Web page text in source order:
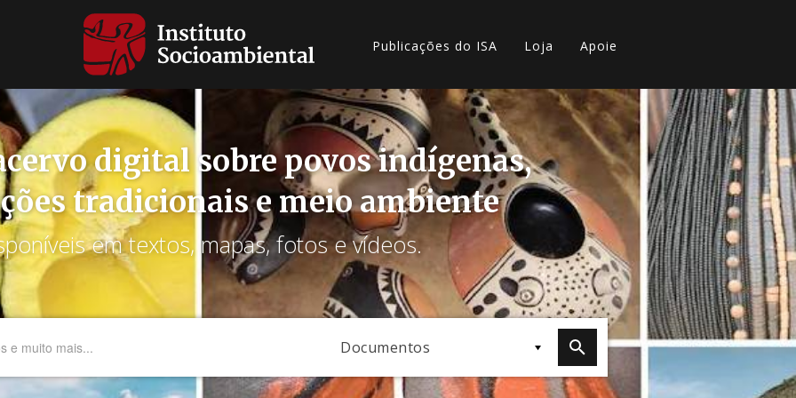
Publicações do ISA Loja Apoie
digital sobre povos indígenas,
tradicionais e meio ambiente
em textos, mapas, fotos e vídeos.
Documentos